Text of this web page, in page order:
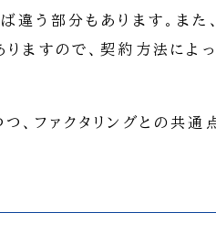
う部分もあります。また
ますので、契約方法によっ
、ファクタリングとの共通